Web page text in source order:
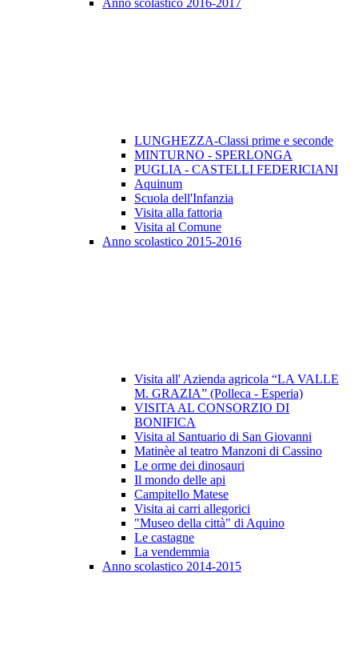
Anno scolastico 2016-2017
LUNGHEZZA-Classi prime e seconde
MINTURNO - SPERLONGA
PUGLIA - CASTELLI FEDERICIANI
Aquinum
Scuola dell'Infanzia
Visita alla fattoria
Visita al Comune
Anno scolastico 2015-2016
Visita all' Azienda agricola “LA VALLE
M. GRAZIA” (Polleca - Esperia)
VISITA AL CONSORZIO DI
BONIFICA
Visita al Santuario di San Giovanni
Matinèe al teatro Manzoni di Cassino
Le orme dei dinosauri
Il mondo delle api
Campitello Matese
Visita ai carri allegorici
"Museo della città" di Aquino
Le castagne
La vendemmia
Anno scolastico 2014-2015